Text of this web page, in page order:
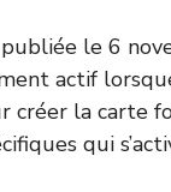
le 6
actif
la carte
qui